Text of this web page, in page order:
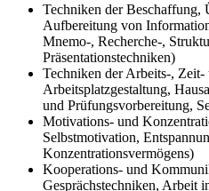
Techniken der Beschaffung,
Aufbereitung von
Mnemo-, Recherche-,
Präsentationstechniken)
Techniken der Arbeits-,
Arbeitsplatzgestaltung,
und Prüfungsvorbereitung,
Motivations- und
Selbstmotivation,
Konzentrationsvermögens)
Kooperations- und
Gesprächstechniken, Arbeit